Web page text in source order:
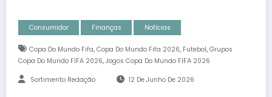
Consumidor Finanças Notícias
Copa Do Mundo Fifa, Copa Do Mundo Fifa 2026, Futebol, Grupos
Copa Do Mundo FIFA 2026, Jogos Copa Do Mundo FIFA 2026
Sortimento Redação 12 De Junho De 2026